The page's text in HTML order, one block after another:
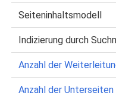
Seiteninhaltsmodell
Indizierung durch
Anzahl der
Anzahl der